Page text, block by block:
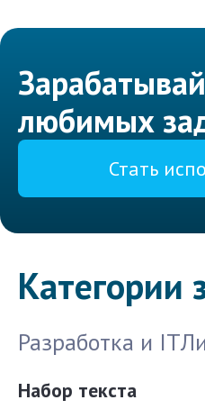
любимых
Стать
Категории
Разработка и IT
Набор текста